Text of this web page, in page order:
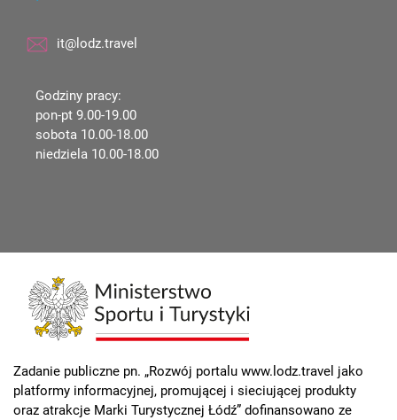
it@lodz.travel
Godziny pracy:
pon-pt 9.00-19.00
sobota 10.00-18.00
niedziela 10.00-18.00
Zadanie publiczne pn. „Rozwój portalu www.lodz.travel jako
platformy informacyjnej, promującej i sieciującej produkty
oraz atrakcje Marki Turystycznej Łódź” dofinansowano ze